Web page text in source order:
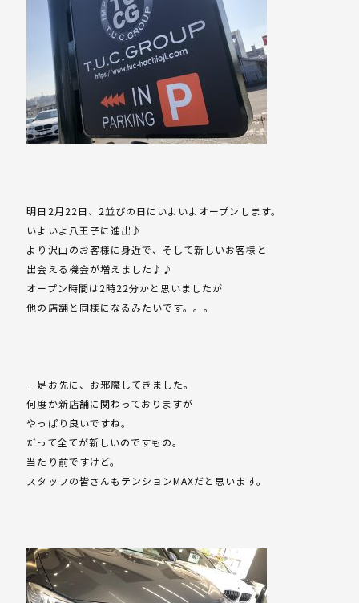
明日2月22日、2並びの日にいよいよオープンします。
いよいよ八王子に進出♪
より沢山のお客様に身近で、そして新しいお客様と
出会える機会が増えました♪♪
オープン時間は2時22分かと思いましたが
他の店舗と同様になるみたいです。。。
一足お先に、お邪魔してきました。
何度か新店舗に関わっておりますが
やっぱり良いですね。
だって全てが新しいのですもの。
当たり前ですけど。
スタッフの皆さんもテンションMAXだと思います。